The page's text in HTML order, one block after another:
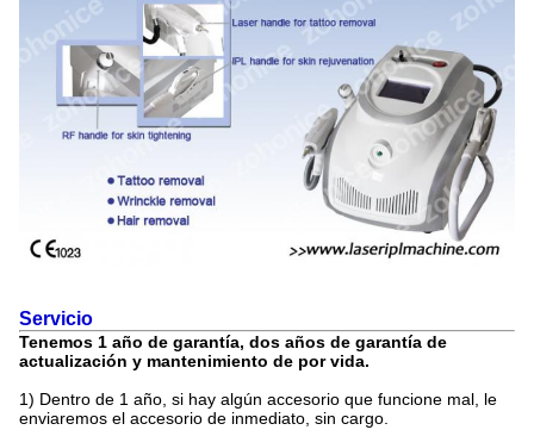
Servicio
Tenemos 1 año de garantía, dos años de garantía de
actualización y mantenimiento de por vida.
1) Dentro de 1 año, si hay algún accesorio que funcione mal, le
enviaremos el accesorio de inmediato, sin cargo.